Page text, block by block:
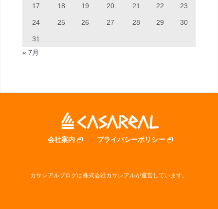
17 18 19 20 21 22 23
24 25 26 27 28 29 30
31
« 7月
会社案内 プライバシーポリシー
カサレアルブログは株式会社カサレアルが運営しています。